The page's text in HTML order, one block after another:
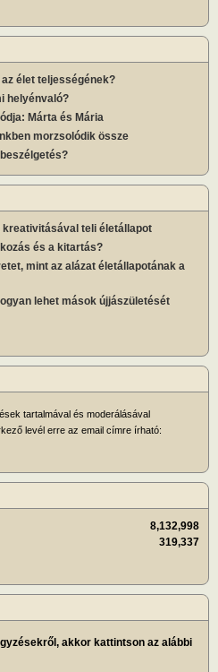
élet teljességének?
helyénvaló?
Márta és Mária
morzsolódik össze
teli életállapot
és a kitartás?
mint az alázat életállapotának a
lehet mások újjászületését
tartalmával és moderálásával
levél erre az email címre írható:
8,132,998
319,337
akkor kattintson az alábbi